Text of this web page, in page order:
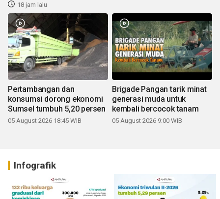
18 jam lalu
Pertambangan dan
konsumsi dorong ekonomi
Sumsel tumbuh 5,20 persen
05 August 2026 18:45 WIB
Brigade Pangan tarik minat
generasi muda untuk
kembali bercocok tanam
05 August 2026 9:00 WIB
Infografik